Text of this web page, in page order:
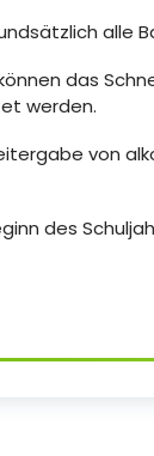
alle
das
werden.
von
des